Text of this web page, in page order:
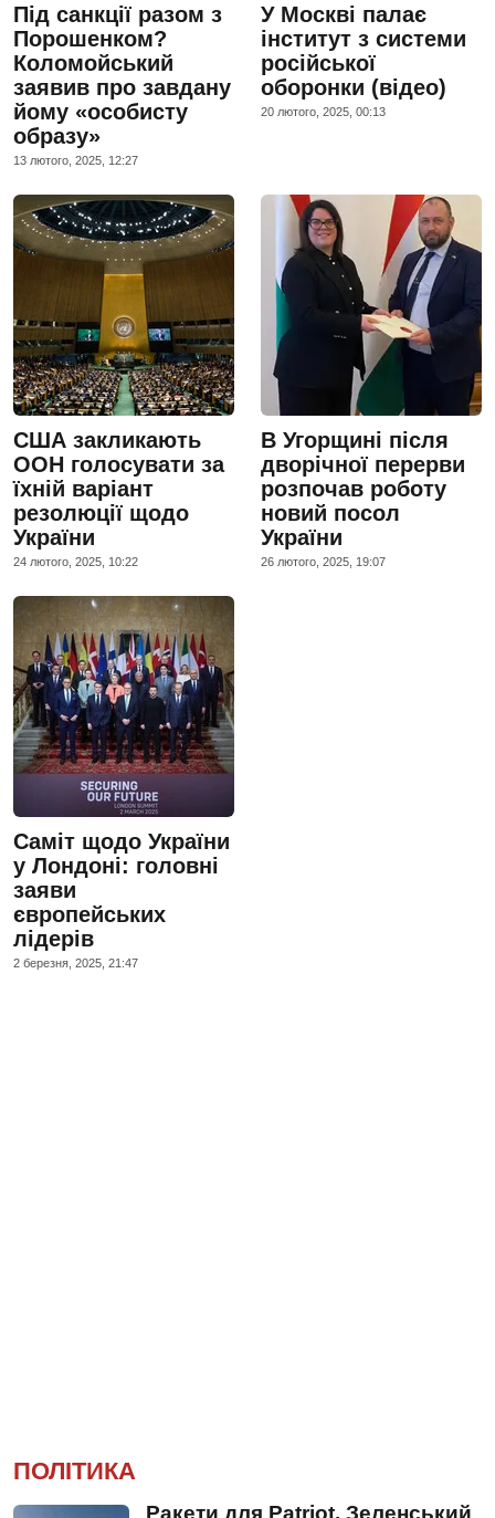
Під санкції разом з
Порошенком?
Коломойський
заявив про завдану
йому «особисту
образу»
13 лютого, 2025, 12:27
У Москві палає
інститут з системи
російської
оборонки (відео)
20 лютого, 2025, 00:13
США закликають
ООН голосувати за
їхній варіант
резолюції щодо
України
24 лютого, 2025, 10:22
В Угорщині після
дворічної перерви
розпочав роботу
новий посол
України
26 лютого, 2025, 19:07
Саміт щодо України
у Лондоні: головні
заяви
європейських
лідерів
2 березня, 2025, 21:47
ПОЛІТИКА
Ракети для Patriot. Зеленський